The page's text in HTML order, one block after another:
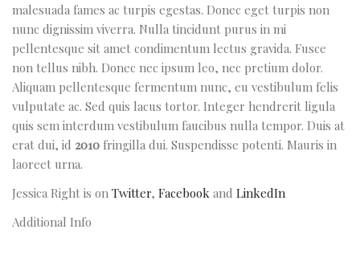
malesuada fames ac turpis egestas. Donec eget turpis non
nunc dignissim viverra. Nulla tincidunt purus in mi
pellentesque sit amet condimentum lectus gravida. Fusce
non tellus nibh. Donec nec ipsum leo, nec pretium dolor.
Aliquam pellentesque fermentum nunc, eu vestibulum felis
vulputate ac. Sed quis lacus tortor. Integer hendrerit ligula
quis sem interdum vestibulum faucibus nulla tempor. Duis at
erat dui, id 2010 fringilla dui. Suspendisse potenti. Mauris in
laoreet urna.
Jessica Right is on Twitter, Facebook and LinkedIn
Additional Info